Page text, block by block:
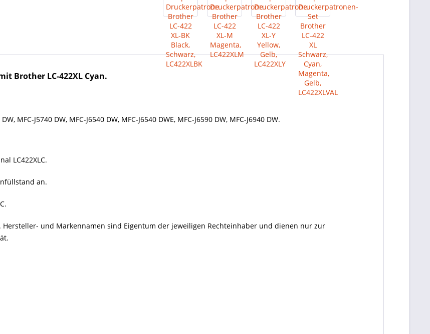
Brother LC-422XL Cyan.
MFC-J5740 DW, MFC-J6540 DW, MFC-J6540 DWE, MFC-J6590 DW, MFC-J6940 DW.
LC422XLC.
an.
und Markennamen sind Eigentum der jeweiligen Rechteinhaber und dienen nur zur